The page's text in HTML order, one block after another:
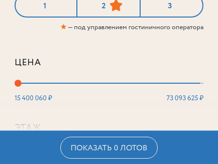
1 2 3
★— под управлением гостиничного оператора
ЦЕНА
15 400 060 ₽ 73 093 625 ₽
ЭТАЖ
ПОКАЗАТЬ 0 ЛОТОВ